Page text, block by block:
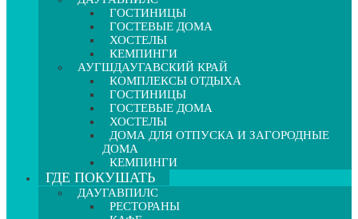
ГОСТИНИЦЫ
ГОСТЕВЫЕ ДОМА
ХОСТЕЛЫ
КЕМПИНГИ
АУГШДАУГАВСКИЙ КРАЙ
КОМПЛЕКСЫ ОТДЫХА
ГОСТИНИЦЫ
ГОСТЕВЫЕ ДОМА
ХОСТЕЛЫ
ДОМА ДЛЯ ОТПУСКА И ЗАГОРОДНЫЕ
ДОМА
КЕМПИНГИ
ГДЕ ПОКУШАТЬ
ДАУГАВПИЛС
РЕСТОРАНЫ